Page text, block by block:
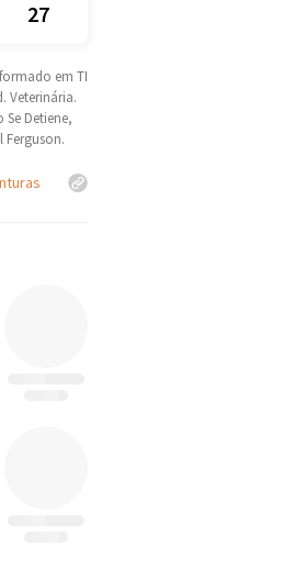
27
em TI
Veterinária.
Detiene,
Ferguson.